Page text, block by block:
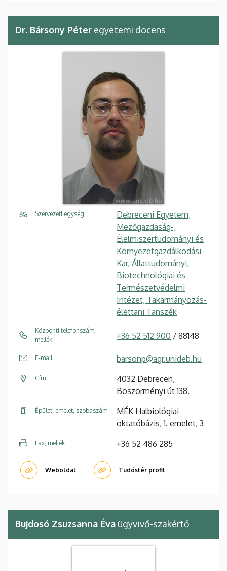
Dr. Bársony Péter egyetemi docens
Szervezeti egység
Debreceni Egyetem,
Mezőgazdaság-,
Élelmiszertudományi és
Környezetgazdálkodási
Kar, Állattudományi,
Biotechnológiai és
Természetvédelmi
Intézet, Takarmányozás-
élettani Tanszék
Központi telefonszám,
mellék
+36 52 512 900 / 88148
E-mail barsonp@agr.unideb.hu
Cím
4032 Debrecen,
Böszörményi út 138.
Épület, emelet, szobaszám
MÉK Halbiológiai
oktatóbázis, 1. emelet, 3
Fax, mellék +36 52 486 285
Weboldal Tudóstér profil
Bujdosó Zsuzsanna Éva ügyvivő-szakértő